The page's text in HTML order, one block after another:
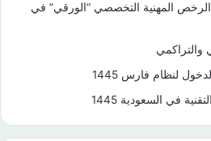
المهنية التخصصي “الورقي” في
والتراكمي
لنظام فارس 1445
في السعودية 1445